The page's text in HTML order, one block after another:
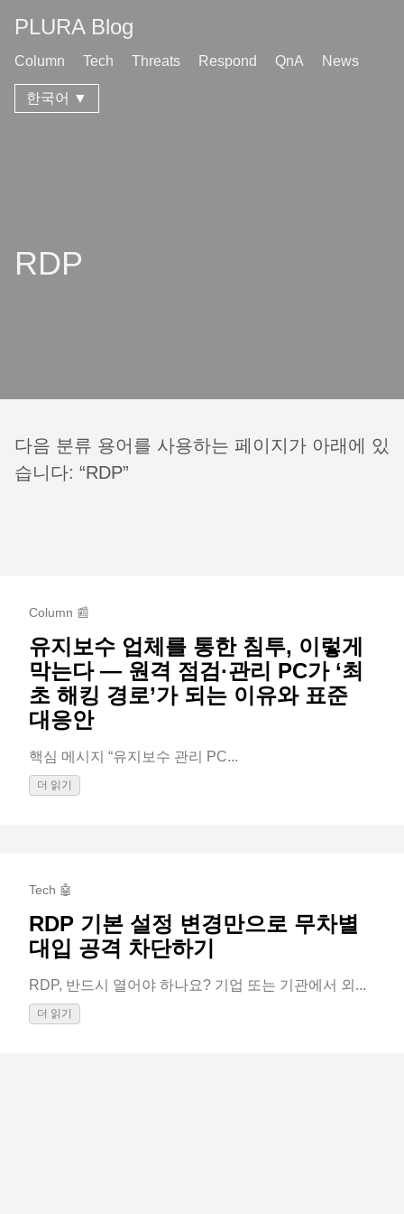
PLURA Blog
Column Tech Threats Respond QnA News
한국어 ▼
RDP
다음 분류 용어를 사용하는 페이지가 아래에 있
습니다: “RDP”
Column 📰
유지보수 업체를 통한 침투, 이렇게
막는다 — 원격 점검·관리 PC가 ‘최
초 해킹 경로’가 되는 이유와 표준
대응안
핵심 메시지 “유지보수 관리 PC...
더 읽기
Tech 🤖
RDP 기본 설정 변경만으로 무차별
대입 공격 차단하기
RDP, 반드시 열어야 하나요? 기업 또는 기관에서 외...
더 읽기